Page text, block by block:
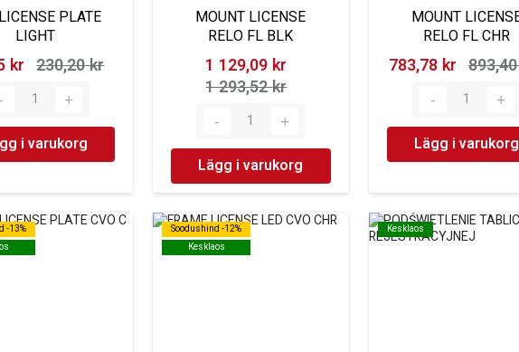
PLATE
LIGHT
kr‎ 230,20 kr‎
i varukorg
MOUNT LICENSE
RELO FL BLK
1 129,09 kr‎
1 293,52 kr‎
Lägg i varukorg
MOUNT
RELO FL CHR
783,78 kr‎
Lägg i varukorg
-13%
-13%
Soodushind -12%
Kesklaos
Soodushind -12%
Kesklaos
Kesklaos
Kesklaos